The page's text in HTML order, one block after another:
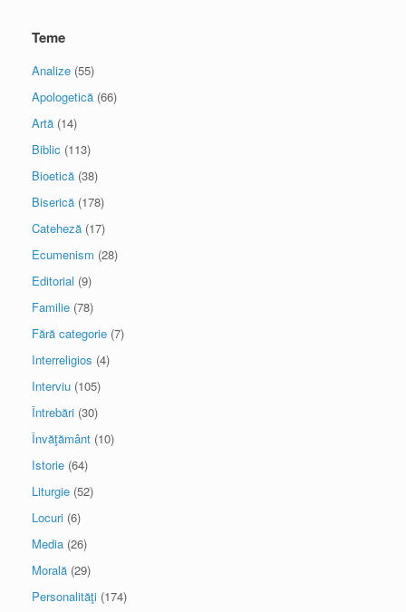
Teme
Analize (55)
Apologetică (66)
Artă (14)
Biblic (113)
Bioetică (38)
Biserică (178)
Cateheză (17)
Ecumenism (28)
Editorial (9)
Familie (78)
Fără categorie (7)
Interreligios (4)
Interviu (105)
Întrebări (30)
Învăţământ (10)
Istorie (64)
Liturgie (52)
Locuri (6)
Media (26)
Morală (29)
Personalităţi (174)